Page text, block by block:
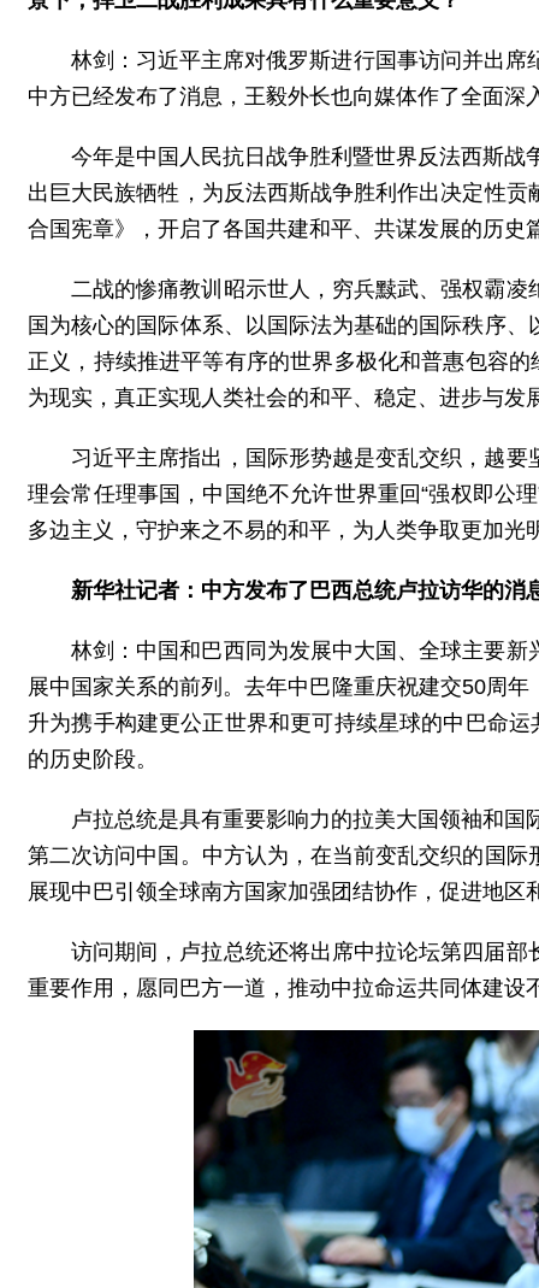
林剑：习近平主席对俄罗斯进行国事访问并出
中方已经发布了消息，王毅外长也向媒体作了全面深
今年是中国人民抗日战争胜利暨世界反法西斯
出巨大民族牺牲，为反法西斯战争胜利作出决定性
合国宪章》，开启了各国共建和平、共谋发展的历史
二战的惨痛教训昭示世人，穷兵黩武、强权霸
国为核心的国际体系、以国际法为基础的国际秩序
正义，持续推进平等有序的世界多极化和普惠包容
为现实，真正实现人类社会的和平、稳定、进步与发
习近平主席指出，国际形势越是变乱交织，越
理会常任理事国，中国绝不允许世界重回“强权即公
多边主义，守护来之不易的和平，为人类争取更加光
新华社记者：中方发布了巴西总统卢拉访华的
林剑：中国和巴西同为发展中大国、全球主要
展中国家关系的前列。去年中巴隆重庆祝建交50周
升为携手构建更公正世界和更可持续星球的中巴命
的历史阶段。
卢拉总统是具有重要影响力的拉美大国领袖和
第二次访问中国。中方认为，在当前变乱交织的国
展现中巴引领全球南方国家加强团结协作，促进地
访问期间，卢拉总统还将出席中拉论坛第四届
重要作用，愿同巴方一道，推动中拉命运共同体建设